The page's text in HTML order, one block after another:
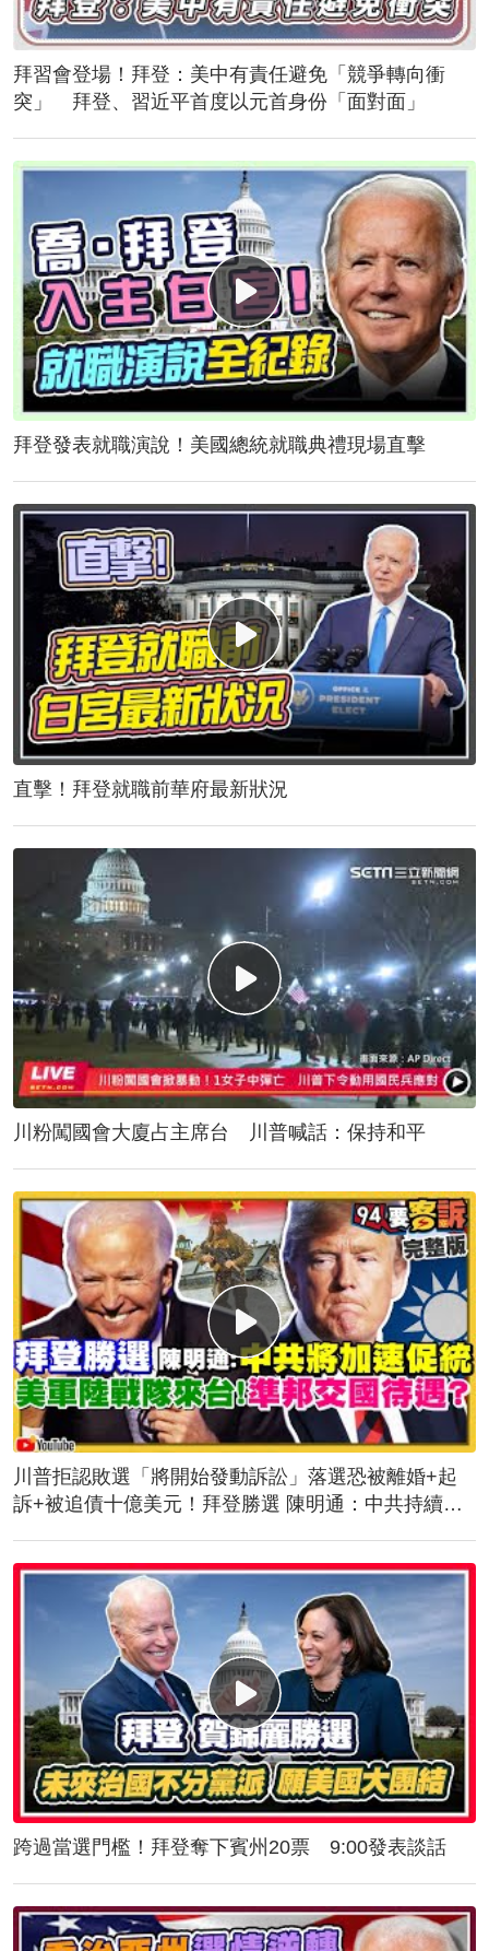
拜習會登場！拜登：美中有責任避免「競爭轉向衝
突」 拜登、習近平首度以元首身份「面對面」
拜登發表就職演說！美國總統就職典禮現場直擊
直擊！拜登就職前華府最新狀況
川粉闖國會大廈占主席台 川普喊話：保持和平
川普拒認敗選「將開始發動訴訟」落選恐被離婚+起
訴+被追債十億美元！拜登勝選 陳明通：中共持續對
跨過當選門檻！拜登奪下賓州20票 9:00發表談話